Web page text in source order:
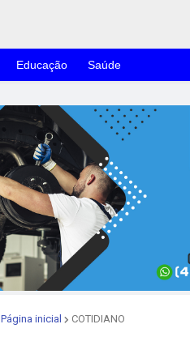
Educação Saúde
Página inicial COTIDIANO